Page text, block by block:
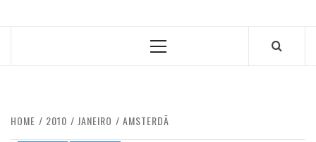
Primary
HOME 2010 JANEIRO AMSTERDÃ